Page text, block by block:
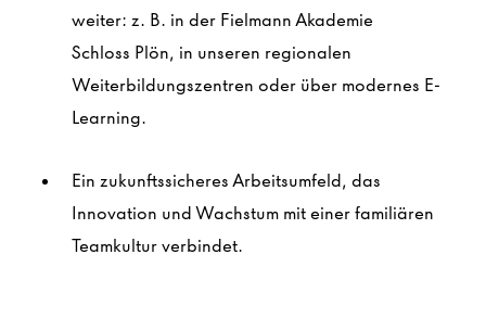
weiter: z. B. in der Fielmann Akademie
Schloss Plön, in unseren regionalen
Weiterbildungszentren oder über modernes E-
Learning.
Ein zukunftssicheres Arbeitsumfeld, das
Innovation und Wachstum mit einer familiären
Teamkultur verbindet.